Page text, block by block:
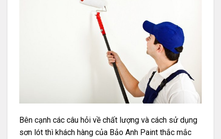
Bên cạnh các câu hỏi về chất lượng và cách sử dụng
sơn lót thì khách hàng của Bảo Anh Paint thắc mắc